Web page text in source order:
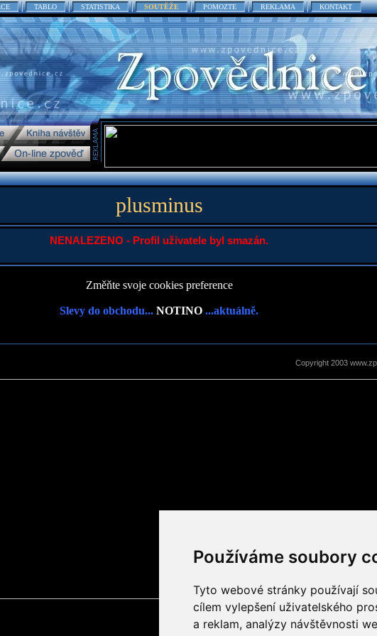
Používáme soubory
Tyto webové stránky používají
cílem vylepšení uživatelského
a reklam, analýzy návštěvnosti
TABLO STATISTIKA SOUTĚŽE POMOZTE REKLAMA KONTAKT
plusminus
NENALEZENO - Profil uživatele byl smazán.
Změňte svoje cookies preference
Slevy do obchodu... NOTINO ...aktuálně.
Copyright 2003